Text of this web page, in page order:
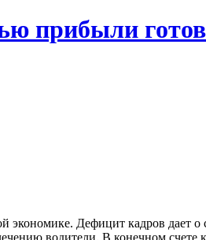
прибыли
экономике. Дефицит кадров дает
водители. В конечном счете